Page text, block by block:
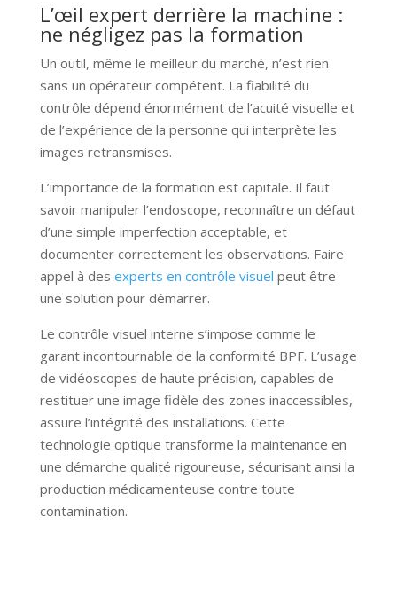
L’œil expert derrière la machine :
ne négligez pas la formation
Un outil, même le meilleur du marché, n’est rien
sans un opérateur compétent. La fiabilité du
contrôle dépend énormément de l’acuité visuelle et
de l’expérience de la personne qui interprète les
images retransmises.
L’importance de la formation est capitale. Il faut
savoir manipuler l’endoscope, reconnaître un défaut
d’une simple imperfection acceptable, et
documenter correctement les observations. Faire
appel à des experts en contrôle visuel peut être
une solution pour démarrer.
Le contrôle visuel interne s’impose comme le
garant incontournable de la conformité BPF. L’usage
de vidéoscopes de haute précision, capables de
restituer une image fidèle des zones inaccessibles,
assure l’intégrité des installations. Cette
technologie optique transforme la maintenance en
une démarche qualité rigoureuse, sécurisant ainsi la
production médicamenteuse contre toute
contamination.